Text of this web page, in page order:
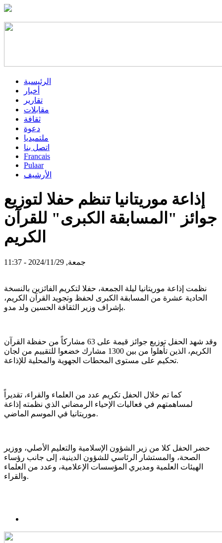
الرئيسية
أخبار
تقارير
مقابلات
ثقافة
دعوة
ملتميديا
اتصل بنا
Francais
Pulaar
الأرشيف
إذاعة موريتانيا تنظم حفلا لتوزيع
جوائز "المسابقة الكبرى" للقرآن
الكريم
جمعة, 2024/11/29 - 11:37
نظمت إذاعة موريتانيا ليلة الجمعة، حفلا لتكريم الفائزين بالنسخة
الحادية عشرة من المسابقة الكبرى لحفظ وتجويد القرآن الكريم،
بإشراف وزير الثقافة الحسين ولد مدو.
وقد شهد الحفل توزيع جوائز قيمة على 63 مشاركاً من حفظة القرآن
الكريم، الذين تأهلوا من بين 1300 مشارك خضعوا للتقييم من لجان
تحكيم على مستوى المحطات الجهوية والمحلية للإذاعة.
كما تم خلال الحفل تكريم عدد من العلماء والقراء، تقديراً
لمساهمتهم في فعاليات الإحياء الرمضاني الذي نظمته إذاعة
موريتانيا في الموسم الماضي.
حضر الحفل كلا من زير الشؤون الإسلامية والتعليم الأصلي، ووزير
الصحة، والمستشار الرئاسي للشؤون الدينية، إلى جانب رؤساء
الهيئات العلمية ومديري المؤسسات الإعلامية، وعدد من العلماء
والقراء.